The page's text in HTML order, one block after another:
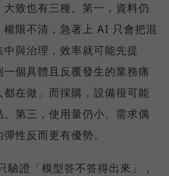
致也有三種。第一，資料仍
權限不清，急著上 AI 只會把混
與治理，效率就可能先提
個具體且反覆發生的業務痛
在做」而採購，設備很可能
第三，使用量仍小、需求偶
性反而更有優勢。
驗證「模型答不答得出來」，